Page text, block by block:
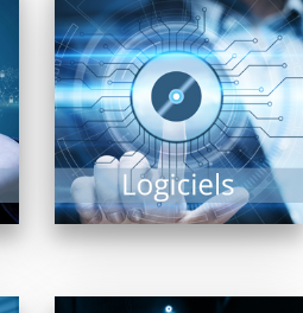
Trouver « LE » logiciel
répondant à un besoin
précis est une tâche
complexe tant il...
EN SAVOIR PLUS
En confiant aux